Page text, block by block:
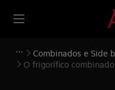
Combinados e Side
O frigorífico